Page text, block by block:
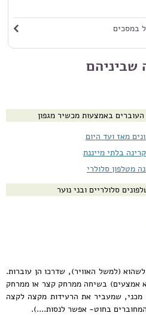
במסכים
שביניהם
מאז ועד היום
בלתי מייננת
מטלפון סלולרי
(למשל האוויר), שדרכו הן עוברות.
אמצעים) בשיחה ממרחק קצר או ממרחק
מכני, שמעביר את הרעידות מקצה לקצה
בחוט- אפשר לנסות....).